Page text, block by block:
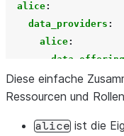
alice:
data_providers :
alice:
- id:
- id :
Diese einfache
Ressourcen und
alice ist die